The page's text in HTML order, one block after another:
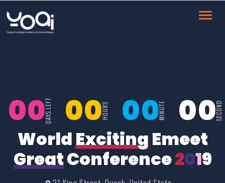
00DAYS LEFT 00HOURS 00MINUTE 00SECOND
WorldExcitingEmeet
GreatConference2019